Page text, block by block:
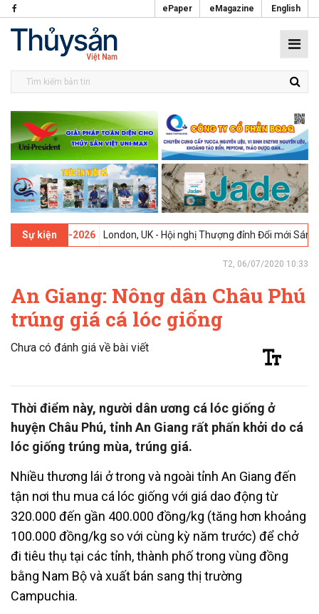
ePaper eMagazine English
Sự kiện
09-02-2026 London, UK - Hội nghị Thượng đỉnh Đổi mới Sáng tạo
T2, 06/07/2020 10:33
An Giang: Nông dân Châu Phú
trúng giá cá lóc giống
Chưa có đánh giá về bài viết
Thời điểm này, người dân ương cá lóc giống ở
huyện Châu Phú, tỉnh An Giang rất phấn khởi do cá
lóc giống trúng mùa, trúng giá.
Nhiều thương lái ở trong và ngoài tỉnh An Giang đến
tận nơi thu mua cá lóc giống với giá dao động từ
320.000 đến gần 400.000 đồng/kg (tăng hơn khoảng
100.000 đồng/kg so với cùng kỳ năm trước) để chở
đi tiêu thụ tại các tỉnh, thành phố trong vùng đồng
bằng Nam Bộ và xuất bán sang thị trường
Campuchia.